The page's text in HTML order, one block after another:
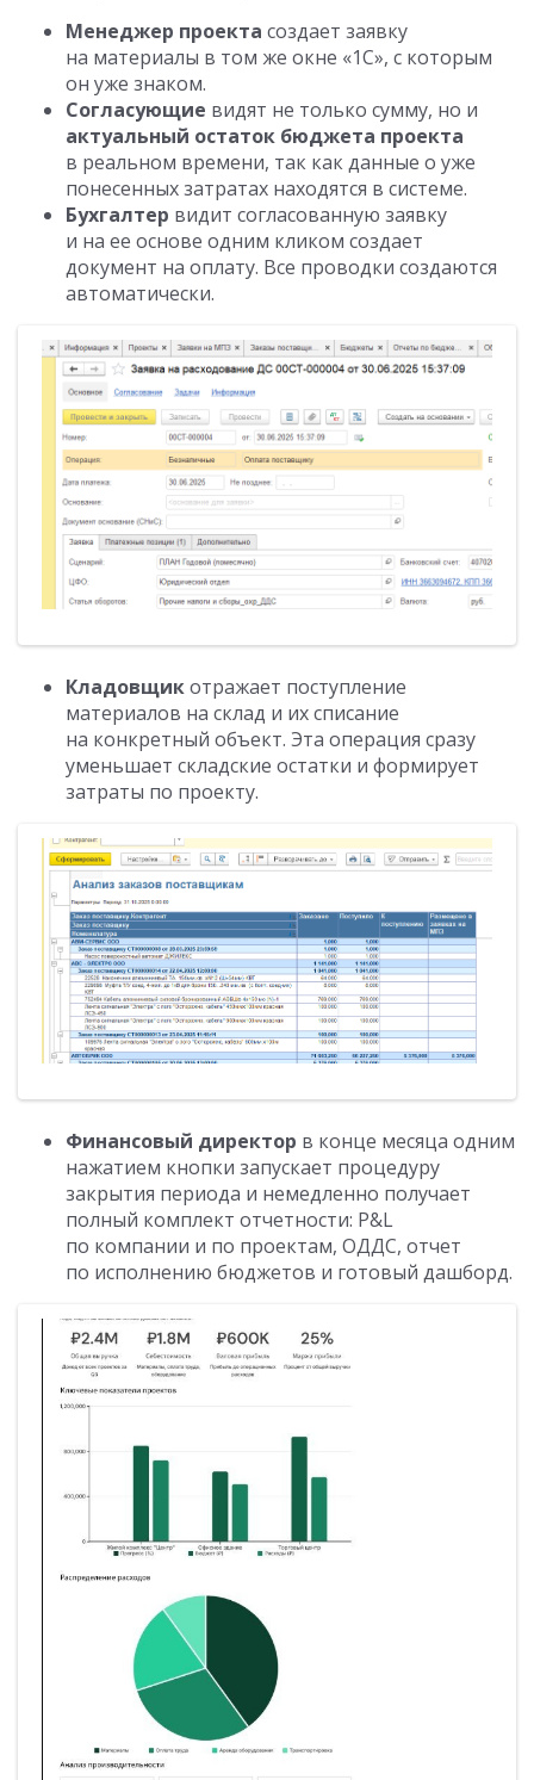
Менеджер проекта создает заявку
на материалы в том же окне «1С», с которым
он уже знаком.
Согласующие видят не только сумму, но и
актуальный остаток бюджета проекта
в реальном времени, так как данные о уже
понесенных затратах находятся в системе.
Бухгалтер видит согласованную заявку
и на ее основе одним кликом создает
документ на оплату. Все проводки создаются
автоматически.
Кладовщикотражает поступление
материалов на склад и их списание
на конкретный объект. Эта операция сразу
уменьшает складские остатки и формирует
затраты по проекту.
Финансовый директор в конце месяца одним
нажатием кнопки запускает процедуру
закрытия периода и немедленно получает
полный комплект отчетности: P&L
по компании и по проектам, ОДДС, отчет
по исполнению бюджетов и готовый дашборд.